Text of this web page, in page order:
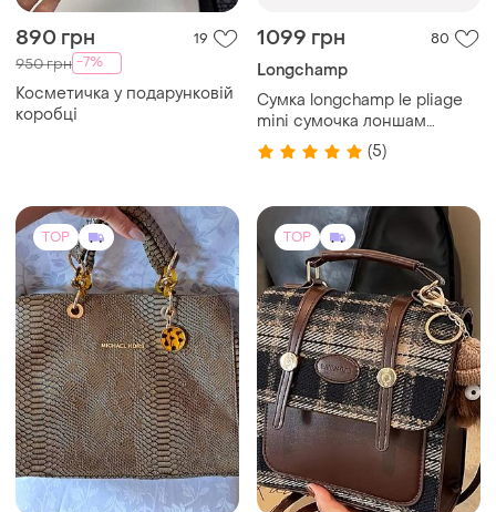
890 грн 19
950 грн -7%
Косметичка у подарунковій
коробці
1099 грн 80
Longchamp
Сумка longchamp le pliage
mini сумочка лоншам
лонгчем
(5)
TOP TOP